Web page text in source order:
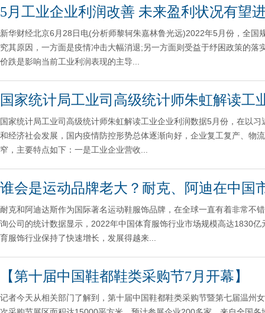
5月工业企业利润改善 未来盈利状况有望
新华财经北京6月28日电(分析师黎轲朱嘉林鲁光远)2022年5月份，全
究其原因，一方面是疫情冲击大幅消退;另一方面则受益于纾困政策的
价跌是影响当前工业利润表现的主导...
国家统计局工业司高级统计师朱虹解读工
国家统计局工业司高级统计师朱虹解读工业企业利润数据5月份，在以
和经济社会发展，国内疫情防控形势总体逐渐向好，企业复工复产、物
窄，主要特点如下：一是工业企业营收...
谁会是运动品牌老大？耐克、阿迪在中国
耐克和阿迪达斯作为国际著名运动鞋服饰品牌，在全球一直有着非常不
询公司的统计数据显示，2022年中国体育服饰行业市场规模高达1830
育服饰行业保持了快速增长，发展得越来...
【第十届中国鞋都鞋类采购节7月开幕】
记者今天从相关部门了解到，第十届中国鞋都鞋类采购节暨第七届温